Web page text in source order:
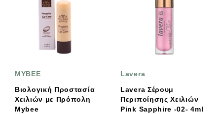
MYBEE
Βιολογική Προστασία
Χειλιών με Πρόπολη
Mybee
Lavera
Lavera Σέρουμ
Περιποίησης Χειλιών
Pink Sapphire -02- 4ml